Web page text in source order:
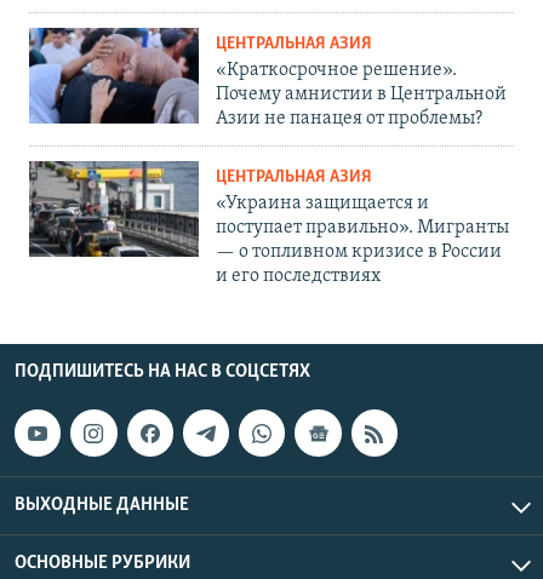
ЦЕНТРАЛЬНАЯ АЗИЯ
«Краткосрочное решение».
Почему амнистии в Центральной
Азии не панацея от проблемы?
ЦЕНТРАЛЬНАЯ АЗИЯ
«Украина защищается и
поступает правильно». Мигранты
— о топливном кризисе в России
и его последствиях
ПОДПИШИТЕСЬ НА НАС В СОЦСЕТЯХ
ВЫХОДНЫЕ ДАННЫЕ
ОСНОВНЫЕ РУБРИКИ